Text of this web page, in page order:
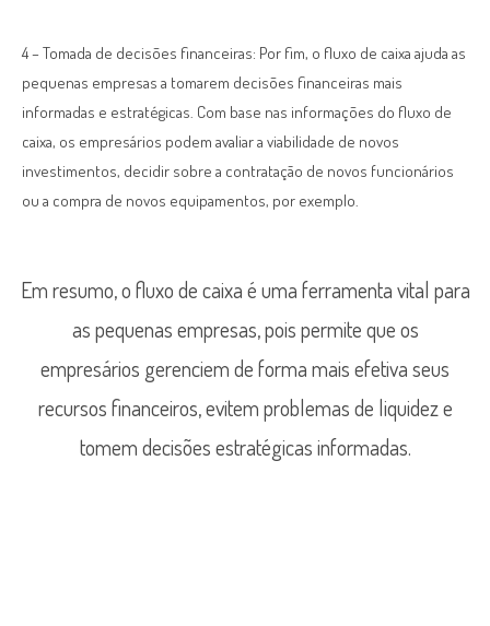
4 – Tomada de decisões financeiras: Por fim, o fluxo de caixa ajuda as
pequenas empresas a tomarem decisões financeiras mais
informadas e estratégicas. Com base nas informações do fluxo de
caixa, os empresários podem avaliar a viabilidade de novos
investimentos, decidir sobre a contratação de novos funcionários
ou a compra de novos equipamentos, por exemplo.
Em resumo, o fluxo de caixa é uma ferramenta vital para
as pequenas empresas, pois permite que os
empresários gerenciem de forma mais efetiva seus
recursos financeiros, evitem problemas de liquidez e
tomem decisões estratégicas informadas.